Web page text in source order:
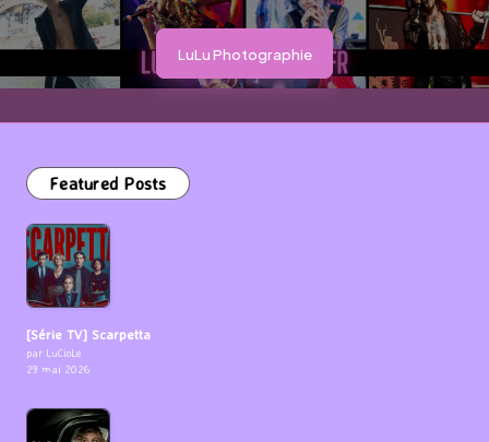
LuLu Photographie
Featured Posts
[Série TV] Scarpetta
par LuCioLe
29 mai 2026